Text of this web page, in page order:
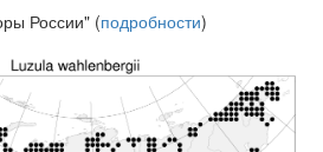
России" (подробности)